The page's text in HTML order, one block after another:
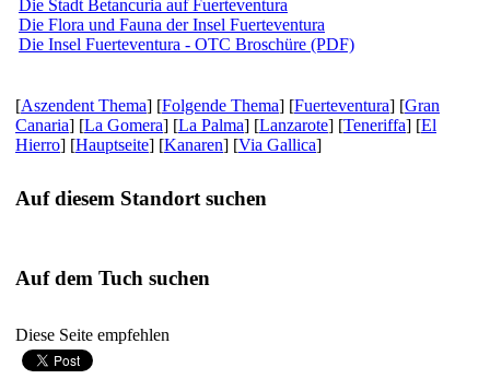
Die Stadt Betancuria auf Fuerteventura
Die Flora und Fauna der Insel Fuerteventura
Die Insel Fuerteventura - OTC Broschüre (PDF)
[Aszendent Thema] [Folgende Thema] [Fuerteventura] [Gran
Canaria] [La Gomera] [La Palma] [Lanzarote] [Teneriffa] [El
Hierro] [Hauptseite] [Kanaren] [Via Gallica]
Auf diesem Standort suchen
Auf dem Tuch suchen
Diese Seite empfehlen